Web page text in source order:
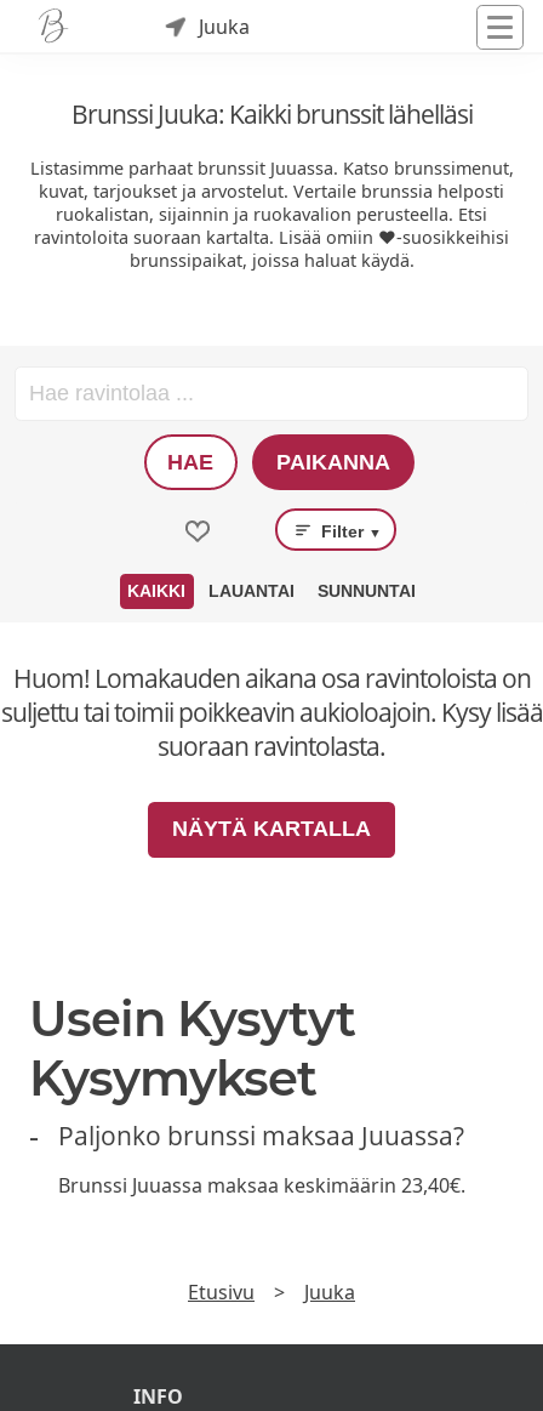
Juuka
Brunssi Juuka: Kaikki brunssit lähelläsi
Listasimme parhaat brunssit Juuassa. Katso brunssimenut,
kuvat, tarjoukset ja arvostelut. Vertaile brunssia helposti
ruokalistan, sijainnin ja ruokavalion perusteella. Etsi
ravintoloita suoraan kartalta. Lisää omiin ❤️-suosikkeihisi
brunssipaikat, joissa haluat käydä.
HAE PAIKANNA
Filter ▼
KAIKKI LAUANTAI SUNNUNTAI
Huom! Lomakauden aikana osa ravintoloista on
suljettu tai toimii poikkeavin aukioloajoin. Kysy lisää
suoraan ravintolasta.
NÄYTÄ KARTALLA
Usein Kysytyt
Kysymykset
Paljonko brunssi maksaa Juuassa?
Brunssi Juuassa maksaa keskimäärin 23,40€.
Etusivu > Juuka
INFO